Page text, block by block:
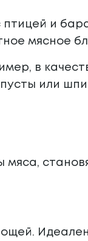
птицей и
мясное
в
или
мяса,